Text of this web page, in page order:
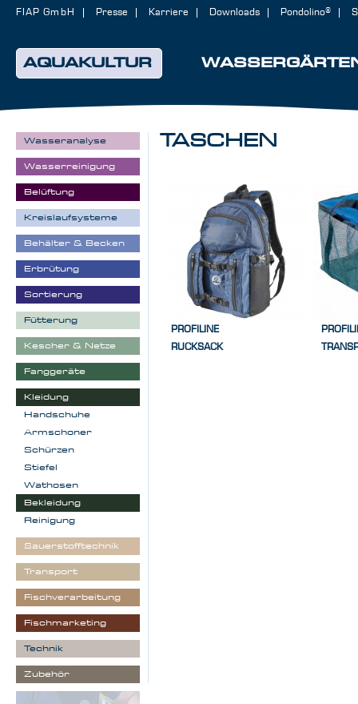
AQUAKULTUR
FIAP GmbH Presse Karriere Downloads Pondolino®
TASCHEN
PROFILINE
RUCKSACK
Wasseranalyse
Wasserreinigung
Belüftung
Kreislaufsysteme
Behälter & Becken
Erbrütung
Sortierung
Fütterung
Kescher & Netze
Fanggeräte
Kleidung
Handschuhe
Armschoner
Schürzen
Stiefel
Wathosen
Bekleidung
Reinigung
Sauerstofftechnik
Transport
Fischverarbeitung
Fischmarketing
Technik
Zubehör